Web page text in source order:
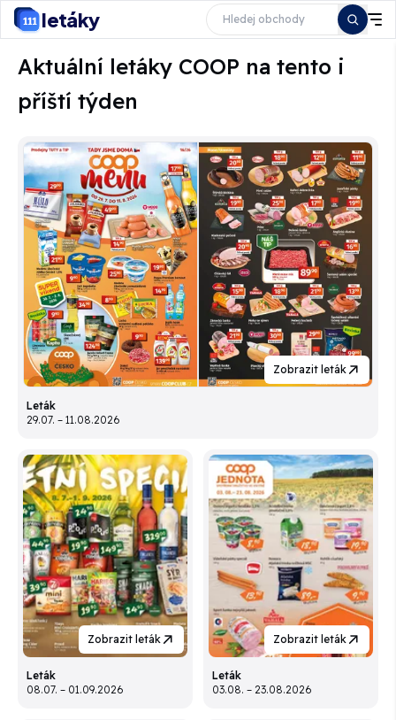
letáky
Aktuální letáky COOP na tento i
příští týden
Zobrazit leták
Leták
29.07. – 11.08.2026
Zobrazit leták
Leták
08.07. – 01.09.2026
Zobrazit leták
Leták
03.08. – 23.08.2026